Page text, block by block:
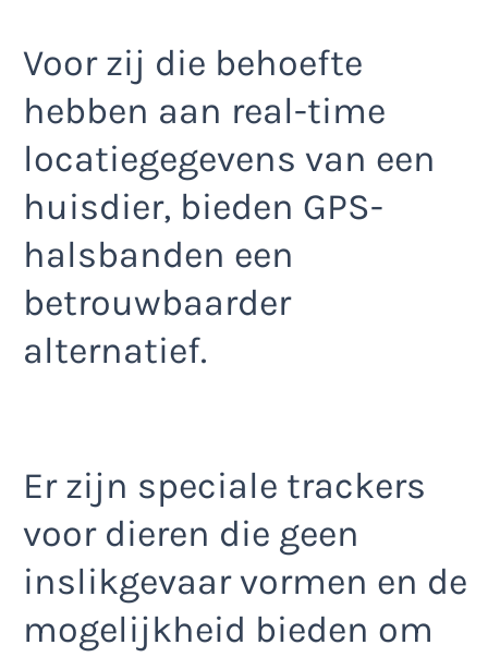
Voor zij die behoefte
hebben aan real-time
locatiegegevens van een
huisdier, bieden GPS-
halsbanden een
betrouwbaarder
alternatief.
Er zijn speciale trackers
voor dieren die geen
inslikgevaar vormen en de
mogelijkheid bieden om